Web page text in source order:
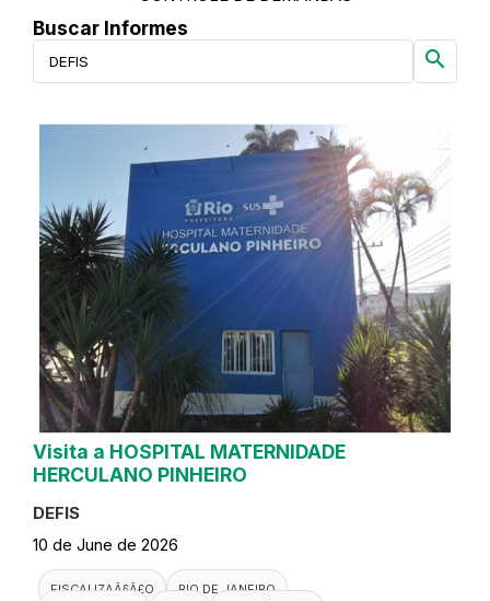
Buscar Informes
search
Visita a HOSPITAL MATERNIDADE
HERCULANO PINHEIRO
DEFIS
10 de June de 2026
FISCALIZAÃ§Ã£O
RIO DE JANEIRO